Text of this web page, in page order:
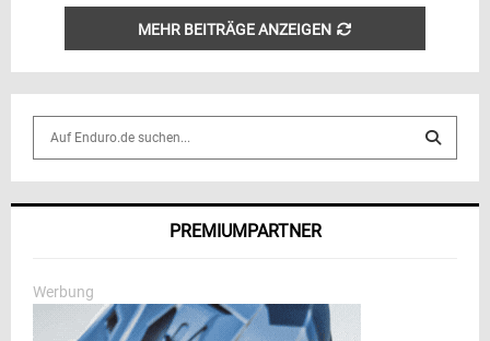
MEHR BEITRÄGE ANZEIGEN
o
:
S
PREMIUMPARTNER
Werbung